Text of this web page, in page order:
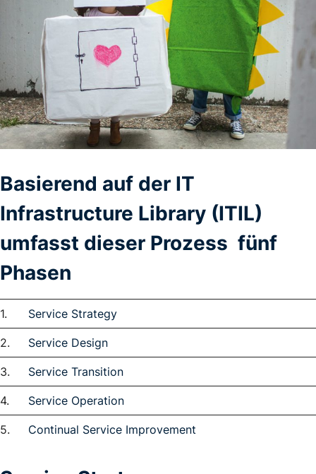
Basierend auf der IT
Infrastructure Library (ITIL)
umfasst dieser Prozess fünf
Phasen
Service Strategy
Service Design
Service Transition
Service Operation
Continual Service Improvement